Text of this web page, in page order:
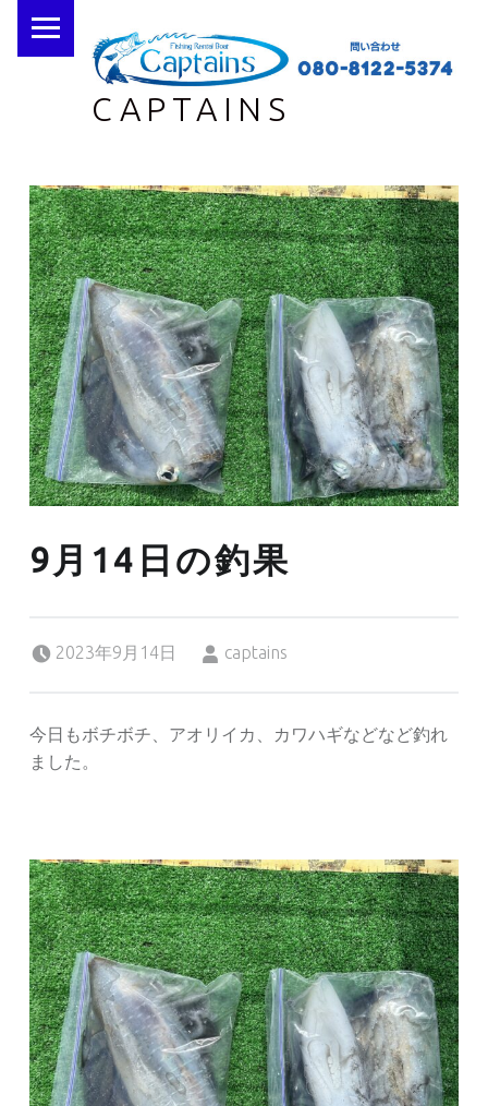
CAPTAINS
9月14日の釣果
2023年9月14日
captains
今日もボチボチ、アオリイカ、カワハギなどなど釣れ
ました。